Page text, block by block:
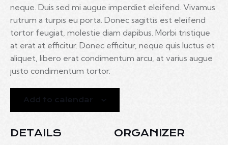
neque. Duis sed mi augue imperdiet eleifend. Vivamus
rutrum a turpis eu porta. Donec sagittis est eleifend
tortor feugiat, molestie diam dapibus. Morbi tristique
at erat at efficitur. Donec efficitur, neque quis luctus et
aliquet, libero erat condimentum arcu, at varius augue
justo condimentum tortor.
Add to calendar
DETAILS ORGANIZER